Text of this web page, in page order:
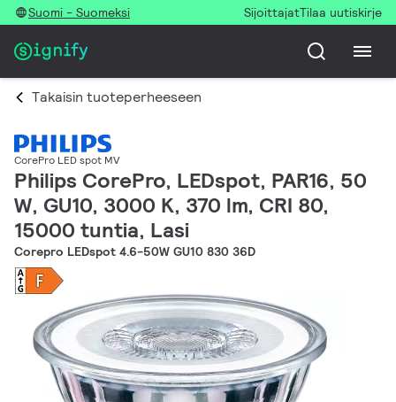
Suomi - Suomeksi SijoittajatTilaa uutiskirje
Takaisin tuoteperheeseen
CorePro LED spot MV
Philips CorePro, LEDspot, PAR16, 50
W, GU10, 3000 K, 370 lm, CRI 80,
15000 tuntia, Lasi
Corepro LEDspot 4.6-50W GU10 830 36D